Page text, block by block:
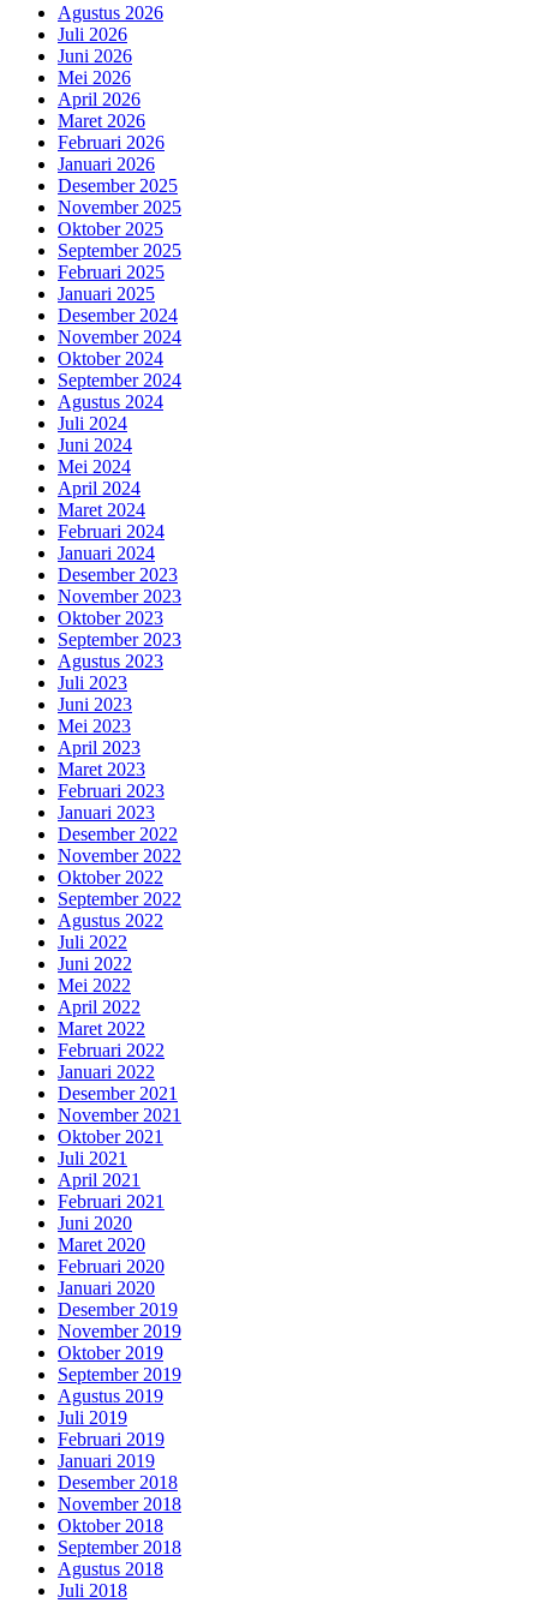
Agustus 2026
Juli 2026
Juni 2026
Mei 2026
April 2026
Maret 2026
Februari 2026
Januari 2026
Desember 2025
November 2025
Oktober 2025
September 2025
Februari 2025
Januari 2025
Desember 2024
November 2024
Oktober 2024
September 2024
Agustus 2024
Juli 2024
Juni 2024
Mei 2024
April 2024
Maret 2024
Februari 2024
Januari 2024
Desember 2023
November 2023
Oktober 2023
September 2023
Agustus 2023
Juli 2023
Juni 2023
Mei 2023
April 2023
Maret 2023
Februari 2023
Januari 2023
Desember 2022
November 2022
Oktober 2022
September 2022
Agustus 2022
Juli 2022
Juni 2022
Mei 2022
April 2022
Maret 2022
Februari 2022
Januari 2022
Desember 2021
November 2021
Oktober 2021
Juli 2021
April 2021
Februari 2021
Juni 2020
Maret 2020
Februari 2020
Januari 2020
Desember 2019
November 2019
Oktober 2019
September 2019
Agustus 2019
Juli 2019
Februari 2019
Januari 2019
Desember 2018
November 2018
Oktober 2018
September 2018
Agustus 2018
Juli 2018